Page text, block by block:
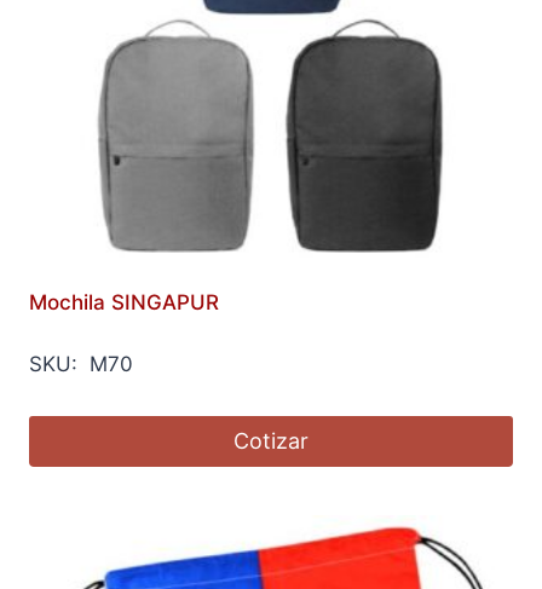
Mochila SINGAPUR
SKU: M70
Cotizar